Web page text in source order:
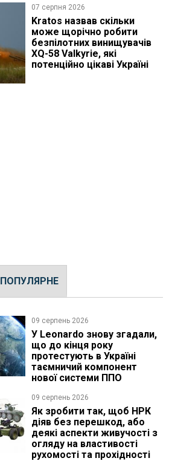
07 серпня 2026
Kratos назвав скільки
може щорічно робити
безпілотних винищувачів
XQ-58 Valkyrie, які
потенційно цікаві Україні
ПОПУЛЯРНЕ
09 серпень 2026
У Leonardo знову згадали,
що до кінця року
протестують в Україні
таємничий компонент
нової системи ППО
09 серпень 2026
Як зробити так, щоб НРК
діяв без перешкод, або
деякі аспекти живучості з
огляду на властивості
рухомості та прохідності